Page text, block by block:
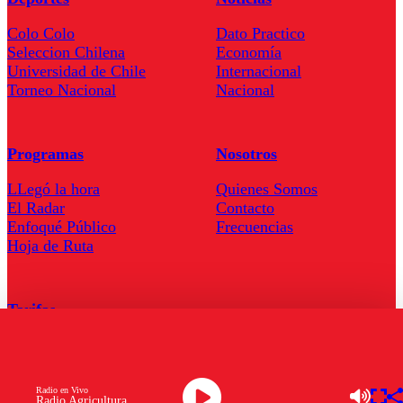
Radio en Vivo
Colo Colo
Seleccion Chilena
Universidad de Chile
Torneo Nacional
Dato Practico
Economía
Internacional
Nacional
Programas
LLegó la hora
El Radar
Enfoqué Público
Hoja de Ruta
Nosotros
Quienes Somos
Contacto
Frecuencias
Tarifas